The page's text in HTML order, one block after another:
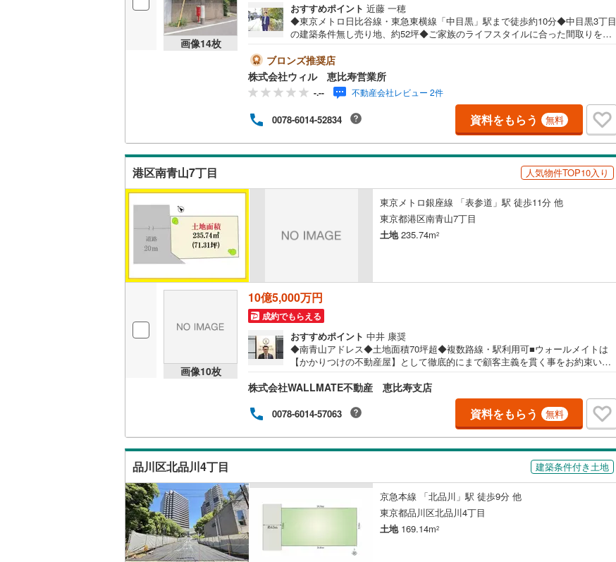
画像14枚
おすすめポイント 近藤 一穂
◆東京メトロ日比谷線・東急東横線「中目黒」駅まで徒歩約10分◆中目黒3丁目
の建築条件無し売り地、約52坪◆ご家族のライフスタイルに合った間取りをご
好◆敷地を有効的に使え、住宅の設計プランが立てやすい整形地！◆住環境に
配慮された第一種低層住居専用地域の閑静な住宅地◆「中目黒小学校」まで徒
歩約7分、子育て世帯にもおすすめ！◆「マルエツプチ（中目黒四丁目店）」ま
で徒歩約6分◆「中目黒公園」まで徒歩約4分◆「中目黒駅前図書館」まで徒歩
約7分【営業時間10:00～19:00】上記時間はお電話が繋がりやすくなっておりま
す。お気軽にご連絡下さい！現地を見学される場合はご見学予約ボタンよりご
希望の日時をご記入いただけますとスムーズにご案内が可能です。～住宅ロー
ン～諸費用込融資や築年数の古い物件のローンも得意としており、最適な銀行
をご提案します。～リフォーム～理想の間取り、テイストを作り上げられま
ブロンズ推奨店
株式会社ウィル 恵比寿営業所
-.-- 不動産会社レビュー 2件
0078-6014-52834 資料をもらう 無料
港区南青山7丁目 人気物件TOP10入り
東京メトロ銀座線 「表参道」駅 徒歩11分 他
東京都港区南青山7丁目
土地235.74m2
画像10枚
10億5,000万円
成約でもらえる
おすすめポイント 中井 康奨
◆南青山アドレス◆土地面積70坪超◆複数路線・駅利用可■ウォールメイトは
【かかりつけの不動産屋】として徹底的にまで顧客主義を貫く事をお約束いた
宅ローンシュミレーション無料相談会 毎日随時開催中。■ウォールメイトオリ
ジナルの住宅購入・住替え等について分かりやすく解説したガイドブックをご
希望者様に【無料プレゼント】
株式会社WALLMATE不動産 恵比寿支店
0078-6014-57063 資料をもらう 無料
品川区北品川4丁目 建築条件付き土地
京急本線 「北品川」駅 徒歩9分 他
東京都品川区北品川4丁目
土地169.14m2